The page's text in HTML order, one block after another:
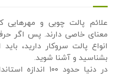
علائم پالت چوبی و
معنای خاصی دارند. پس اگر
انواع پالت سروکار دارید،
بشناسید و آشنا شوید.
در دنیا حدود ۱۰۰